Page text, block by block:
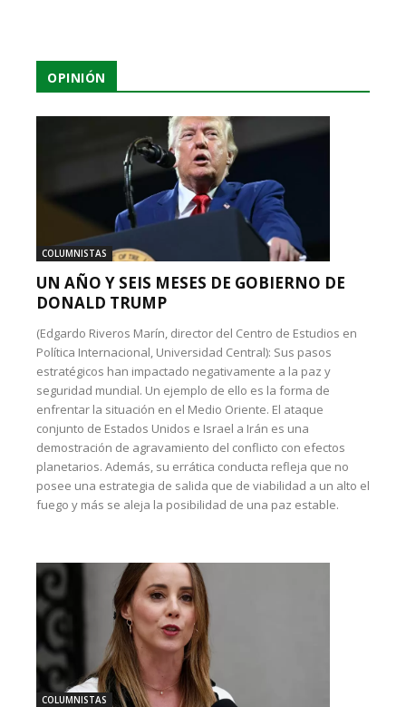
OPINIÓN
COLUMNISTAS
UN AÑO Y SEIS MESES DE GOBIERNO DE
DONALD TRUMP
(Edgardo Riveros Marín, director del Centro de Estudios en
Política Internacional, Universidad Central): Sus pasos
estratégicos han impactado negativamente a la paz y
seguridad mundial. Un ejemplo de ello es la forma de
enfrentar la situación en el Medio Oriente. El ataque
conjunto de Estados Unidos e Israel a Irán es una
demostración de agravamiento del conflicto con efectos
planetarios. Además, su errática conducta refleja que no
posee una estrategia de salida que de viabilidad a un alto el
fuego y más se aleja la posibilidad de una paz estable.
COLUMNISTAS